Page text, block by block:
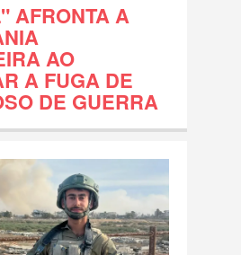
e decisões
AFRONTA A
AO
A FUGA DE
DE GUERRA